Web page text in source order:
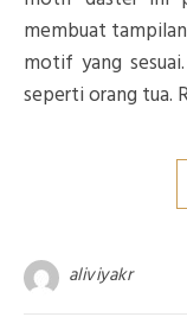
membuat
motif yang
seperti orang tua.
aliviyakr